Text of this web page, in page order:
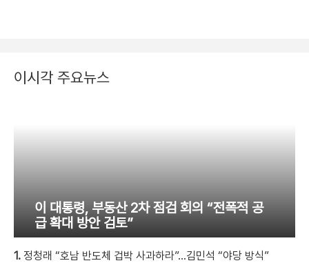
이시각 주요뉴스
이 대통령, 부동산 2차 점검 회의 “전폭적 공
급 확대 방안 검토”
1. 정청래 “호남 반도체 겁박 사과하라”…김민석 “야당 방식”